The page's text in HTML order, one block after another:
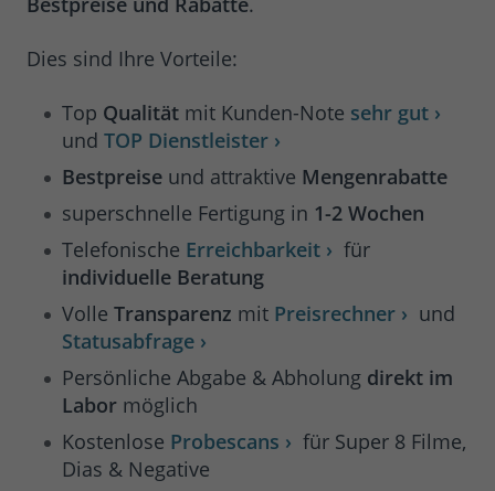
Dies sind Ihre Vorteile:
Top Qualität mit Kunden-Note sehr gut ›
und TOP Dienstleister ›
Bestpreise und attraktive Mengenrabatte
superschnelle Fertigung in 1-2 Wochen
Telefonische Erreichbarkeit › für
individuelle Beratung
Volle Transparenz mit Preisrechner › und
Statusabfrage ›
Persönliche Abgabe & Abholung direkt im
Labor möglich
Kostenlose Probescans › für Super 8 Filme,
Dias & Negative